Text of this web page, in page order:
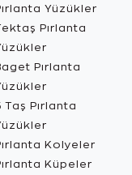
Yüzükler
Pırlanta
Pırlanta
Taş Pırlanta
Kolyeler
Küpeler